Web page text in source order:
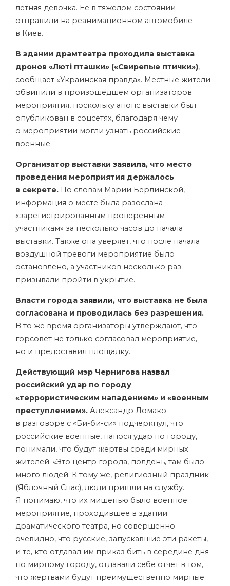
летняя девочка. Ее в тяжелом состоянии
отправили на реанимационном автомобиле
в Киев.
В здании драмтеатра проходила выставка
дронов «Люті пташки» («Свирепые птички»),
сообщает «Украинская правда». Местные жители
обвинили в произошедшем организаторов
мероприятия, поскольку анонс выставки был
опубликован в соцсетях, благодаря чему
о мероприятии могли узнать российские
военные.
Организатор выставки заявила, что место
проведения мероприятия держалось
в секрете. По словам Марии Берлинской,
информация о месте была разослана
«зарегистрированным проверенным
участникам» за несколько часов до начала
выставки. Также она уверяет, что после начала
воздушной тревоги мероприятие было
остановлено, а участников несколько раз
призывали пройти в укрытие.
Власти города заявили, что выставка не была
согласована и проводилась без разрешения.
В то же время организаторы утверждают, что
горсовет не только согласовал мероприятие,
но и предоставил площадку.
Действующий мэр Чернигова назвал
российский удар по городу
«террористическим нападением» и «военным
преступлением». Александр Ломако
в разговоре с «Би-би-си» подчеркнул, что
российские военные, нанося удар по городу,
понимали, что будут жертвы среди мирных
жителей: «Это центр города, полдень, там было
много людей. К тому же, религиозный праздник
(Яблочный Спас), люди пришли на службу.
Я понимаю, что их мишенью было военное
мероприятие, проходившее в здании
драматического театра, но совершенно
очевидно, что русские, запускавшие эти ракеты,
и те, кто отдавал им приказ бить в середине дня
по мирному городу, отдавали себе отчет в том,
что жертвами будут преимущественно мирные